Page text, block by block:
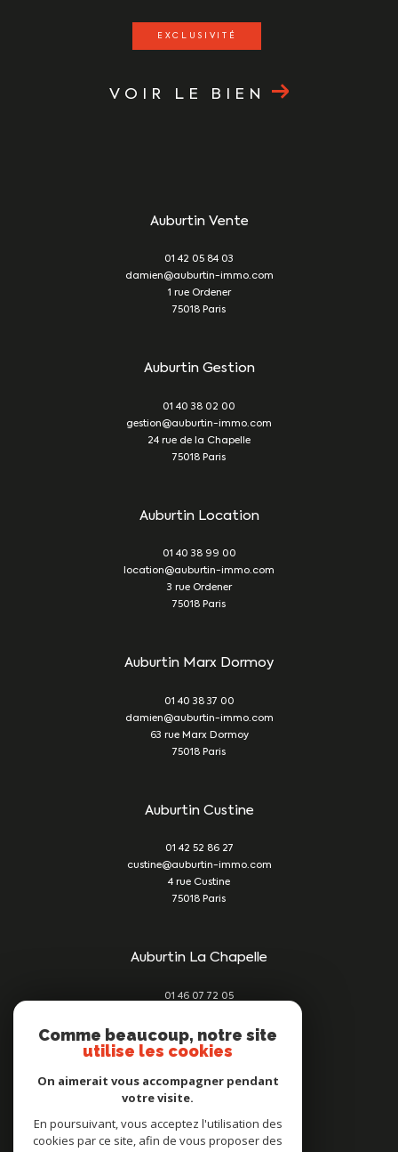
EXCLUSIVITÉ
VOIR LE BIEN
Auburtin Vente
01 42 05 84 03
damien@auburtin-immo.com
1 rue Ordener
75018
Paris
Auburtin Gestion
01 40 38 02 00
gestion@auburtin-immo.com
24 rue de la Chapelle
75018
Paris
Auburtin Location
01 40 38 99 00
location@auburtin-immo.com
3 rue Ordener
75018
Paris
Auburtin Marx Dormoy
01 40 38 37 00
damien@auburtin-immo.com
63 rue Marx Dormoy
75018
Paris
Auburtin Custine
01 42 52 86 27
custine@auburtin-immo.com
4 rue Custine
75018
Paris
Auburtin La Chapelle
01 46 07 72 05
209 rue du Faubourg St Denis
75010 Paris
Nous suivre sur
Comme beaucoup, notre site
utilise les cookies
On aimerait vous accompagner pendant
votre visite.
En poursuivant, vous acceptez l'utilisation des
cookies par ce site, afin de vous proposer des